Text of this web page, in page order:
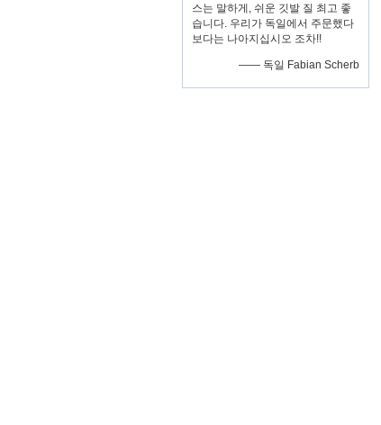
스는 말하게, 쉬운 깃발 질 최고 좋
습니다. 우리가 독일에서 주문했다
보다는 나아지십시오 조차!!
—— 독일 Fabian Scherb